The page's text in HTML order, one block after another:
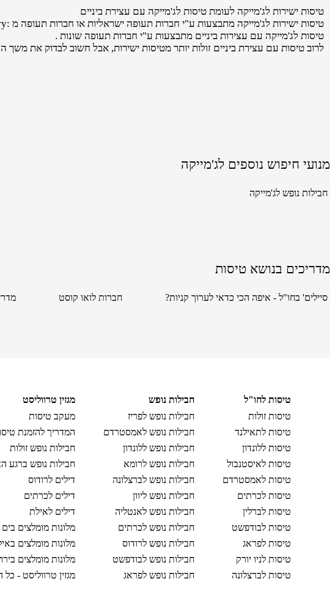
טיסות ישירות לג'מייקה לעומת טיסות לג'מייקה עם עצירת ביניים
טיסות ישירות לג'מייקה מתבצעות ע"י חברות תעופה ישראליות או חברות תעופה מ :country.
טיסות לג'מייקה עם עצירות ביניים מתבצעות ע"י חברות תעופה שונות .
לרוב טיסות עם עצירת ביניים זולות יותר מטיסות ישירות, אבל חשוב לבדוק את משך
מנועי חיפוש נוספים לג'מייקה
חבילות נופש לג'מייקה
מדריכים בנושא טיסות
סיילים' בחו"ל - איפה הכי כדאי לערוך קניות? חברות לואו קוסט
טיסות לחו"ל
טיסות זולות
טיסות לתאילנד
טיסות ללונדון
טיסות לאיסטנבול
טיסות לאמסטרדם
טיסות לכרתים
טיסות לברלין
טיסות לבודפשט
טיסות לפראג
טיסות לניו יורק
טיסות לברצלונה
חבילות נופש
חבילות נופש לפריז
חבילות נופש לאמסטרדם
חבילות נופש ללונדון
חבילות נופש לרומא
חבילות נופש לברצלונה
חבילות נופש ליוון
חבילות נופש לאנטליה
חבילות נופש לכרתים
חבילות נופש לרודוס
חבילות נופש לבודפשט
חבילות נופש לפראג
מגזין טרווליסט
מעקב טיסות
המדריך להזמנת
חבילות נופש זולות
חבילות נופש ברגע
דילים לרודוס
דילים לכרתים
דילים לאילת
מלונות מומלצים
מלונות מומלצים
מלונות מומלצים
מגזין טרווליסט -